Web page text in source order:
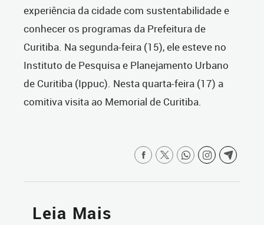
experiência da cidade com sustentabilidade e
conhecer os programas da Prefeitura de
Curitiba. Na segunda-feira (15), ele esteve no
Instituto de Pesquisa e Planejamento Urbano
de Curitiba (Ippuc). Nesta quarta-feira (17) a
comitiva visita ao Memorial de Curitiba.
Leia Mais